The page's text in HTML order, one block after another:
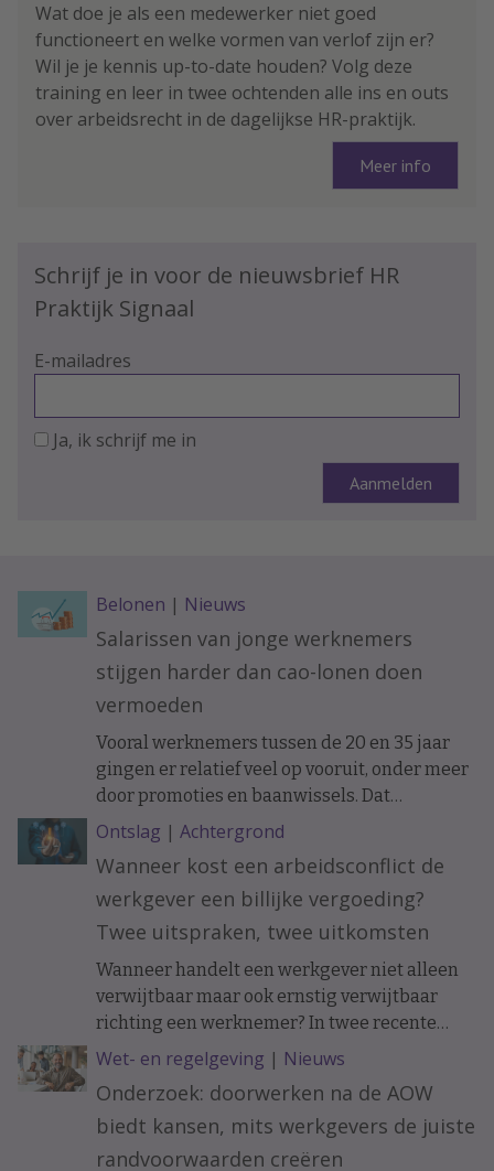
Wat doe je als een medewerker niet goed
functioneert en welke vormen van verlof zijn er?
Wil je je kennis up-to-date houden? Volg deze
training en leer in twee ochtenden alle ins en outs
over arbeidsrecht in de dagelijkse HR-praktijk.
Meer info
Schrijf je in voor de nieuwsbrief HR
Praktijk Signaal
E-mailadres
Ja, ik schrijf me in
Belonen | Nieuws
Salarissen van jonge werknemers
stijgen harder dan cao-lonen doen
vermoeden
Vooral werknemers tussen de 20 en 35 jaar
gingen er relatief veel op vooruit, onder meer
door promoties en baanwissels. Dat
constateren economen van ABN Amro in
vakblad ESB, meldt De Telegraaf.
Ontslag | Achtergrond
Wanneer kost een arbeidsconflict de
werkgever een billijke vergoeding?
Twee uitspraken, twee uitkomsten
Wanneer handelt een werkgever niet alleen
verwijtbaar maar ook ernstig verwijtbaar
richting een werknemer? In twee recente
uitspraken werd de arbeidsovereenkomst
ontbonden op initiatief van de werknemer. In
het ene geval moest de werkgever een forse
billijke vergoeding betalen, in het andere
geval hoefde dat niet.
Wet- en regelgeving | Nieuws
Onderzoek: doorwerken na de AOW
biedt kansen, mits werkgevers de juiste
randvoorwaarden creëren